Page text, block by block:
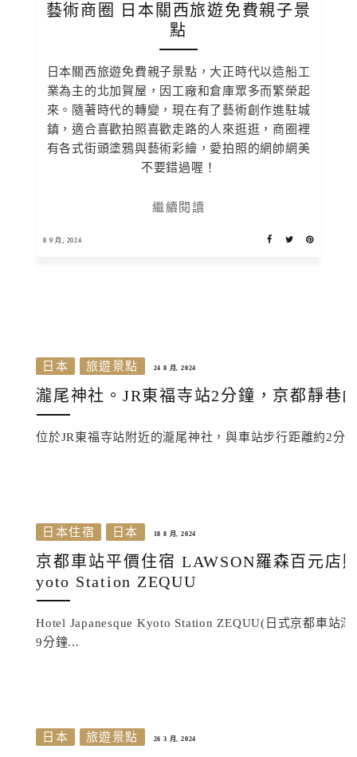
藝術商圈 日本關西旅遊免費親子景
點
日本關西旅遊免費親子景點，大正時代以造船工
業為主的北加賀屋，因工廠和倉庫眾多而繁榮起
來。隨著時代的轉變，現在有了藝術創作進駐城
鎮，適合喜歡拍照喜歡走路的人來逛逛，商圈裡
有各式街頭塗鴉與藝術彩繪，愛拍照的網帥網美
不要錯過喔！
繼續閱讀
8 9 月, 2024
日本 旅遊景點 24 8 月, 2024
瀧尾神社。JR東福寺站2分鐘，京都靜巷
位於JR東福寺站附近的瀧尾神社，與車站步行距離約2分
日本住宿 日本 18 8 月, 2024
京都車站平價住宿 LAWSON羅森百元店
yoto Station ZEQUU
Hotel Japanesque Kyoto Station ZEQUU(日式京都車站
9分鐘...
日本 旅遊景點 26 3 月, 2024